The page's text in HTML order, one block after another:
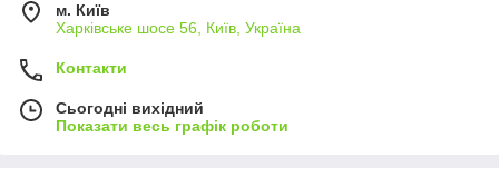
м. Київ
Харківське шосе 56, Київ, Україна
Контакти
Сьогодні вихідний
Показати весь графік роботи